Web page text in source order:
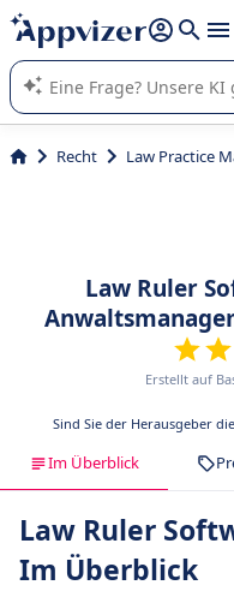
beantworten (mehrere
Die KI von Appvizer führt
von SaaS-Software in
Recht Law Practice
Law Ruler
Erstellt auf
Sind Sie der Herausgeber
Im Überblick
Law Ruler
Im Überblick